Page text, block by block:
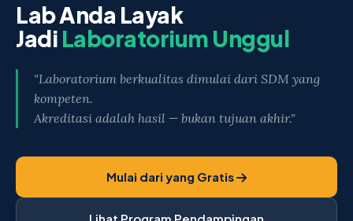
Lab Anda Layak
Jadi Laboratorium Unggul
"Laboratorium berkualitas dimulai dari SDM yang
kompeten.
Akreditasi adalah hasil — bukan tujuan akhir."
Mulai dari yang Gratis